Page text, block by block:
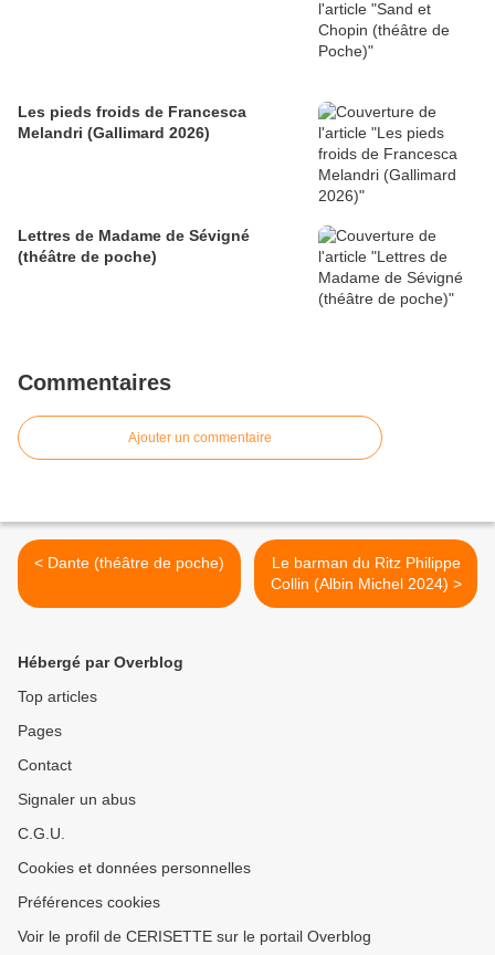
Les pieds froids de Francesca
Melandri (Gallimard 2026)
Lettres de Madame de Sévigné
(théâtre de poche)
Commentaires
Ajouter un commentaire
< Dante (théâtre de poche)
Le barman du Ritz Philippe
Collin (Albin Michel 2024) >
Hébergé par Overblog
Top articles
Pages
Contact
Signaler un abus
C.G.U.
Cookies et données personnelles
Préférences cookies
Voir le profil de CERISETTE sur le portail Overblog